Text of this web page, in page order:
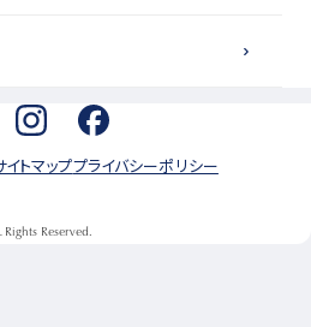
イトマッププライバシーポリシー
Reserved.